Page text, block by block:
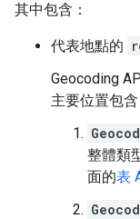
其中包含：
代表地點的
Geocoding
主要位置包含
整體類
面的表